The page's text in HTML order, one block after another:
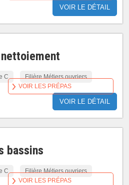
VOIR LE DÉTAIL
C Filière Métiers ouvriers
VOIR LE DÉTAIL
VOIR LES PRÉPAS
bassins
C Filière Métiers ouvriers
VOIR LES PRÉPAS